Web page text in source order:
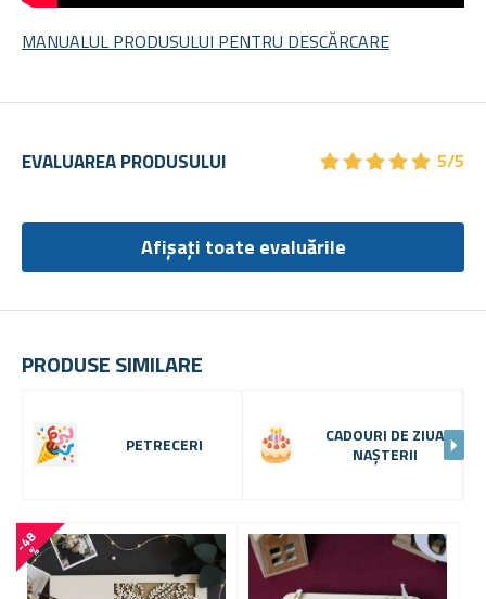
MANUALUL PRODUSULUI PENTRU DESCĂRCARE
PRODUSE SIMILARE
PETRECERI
CADOURI DE ZIUA
NAȘTERII
-
4
8
%
EVALUAREA PRODUSULUI ★★★★★
★★★★★ 5/5
Afișați toate evaluările